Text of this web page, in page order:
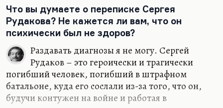
Что вы думаете о переписке Сергея
Рудакова? Не кажется ли вам, что он
психически был не здоров?
Раздавать диагнозы я не могу. Сергей
Рудаков – это героически и трагически
погибший человек, погибший в штрафном
батальоне, куда его сослали из-за того, что он,
будучи контужен на войне и работая в